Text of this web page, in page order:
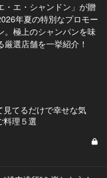
・エ・シャンドン」が贈
年夏の特別なプロモー
。極上のシャンパンを味
厳選店舗を一挙紹介！
見てるだけで幸せな気
料理５選